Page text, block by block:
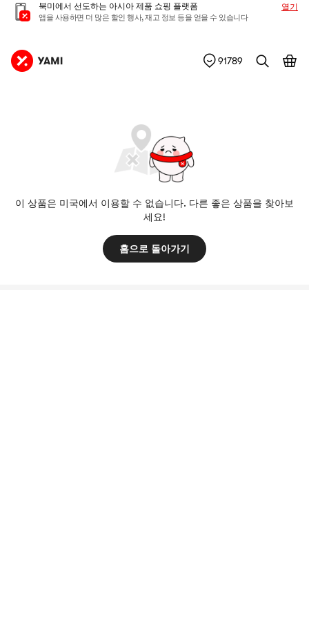
북미에서 선도하는 아시아 제품 쇼핑 플랫폼
앱을 사용하면 더 많은 할인 행사, 재고 정보 등을 얻을 수 있습니다
열기
91789
이 상품은 미국에서 이용할 수 없습니다. 다른 좋은 상품을 찾아보
세요!
홈으로 돌아가기